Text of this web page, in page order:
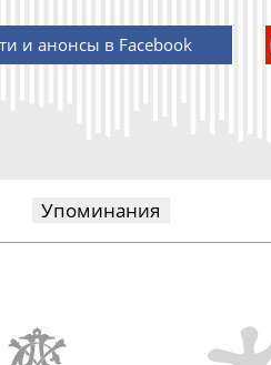
и анонсы в Facebook
Упоминания